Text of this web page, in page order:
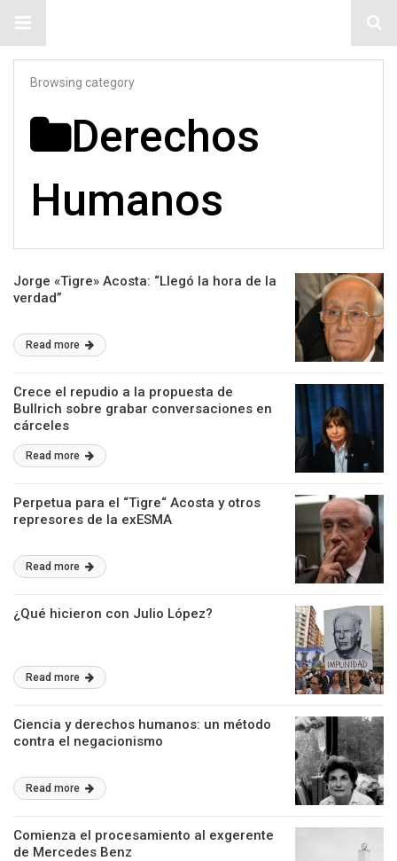
Browsing category
Derechos
Humanos
Jorge «Tigre» Acosta: “Llegó la hora de la
verdad”
Read more
Crece el repudio a la propuesta de
Bullrich sobre grabar conversaciones en
cárceles
Read more
Perpetua para el “Tigre“ Acosta y otros
represores de la exESMA
Read more
¿Qué hicieron con Julio López?
Read more
Ciencia y derechos humanos: un método
contra el negacionismo
Read more
Comienza el procesamiento al exgerente
de Mercedes Benz